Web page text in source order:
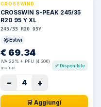
CROSSWIND
CROSSWIN S-PEAK 245/35
R20 95 Y XL
245/35 R20 95Y
Estivi
€ 69.34
IVA 22% + PFU (4.30€)
inclusi
✅Disponibile
− 4 +
🛒 Aggiungi